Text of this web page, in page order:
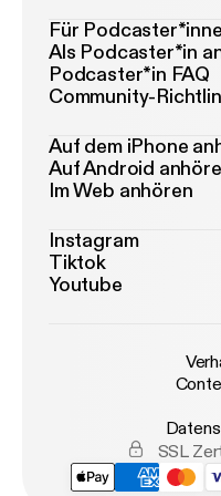
Für
Als Podcaster*in
Podcaster*in FAQ
Community-
Auf dem iPhone
Auf Android
Im Web anhören
Instagram
Tiktok
Youtube
SSL